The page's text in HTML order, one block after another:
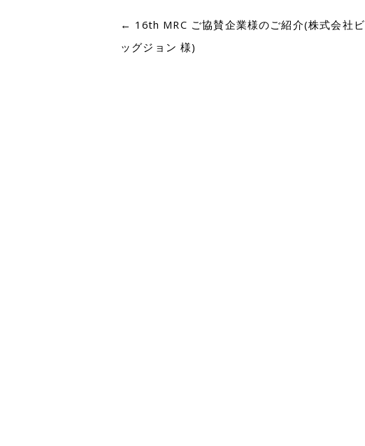
Post
navigation
← 16th MRC ご協賛企業様のご紹介(株式会社ビ
ッグジョン 様)